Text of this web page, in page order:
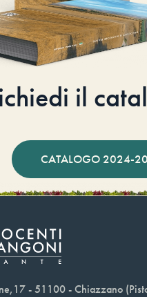
il
CATALOGO 2024-
- 51100 - Chiazzano